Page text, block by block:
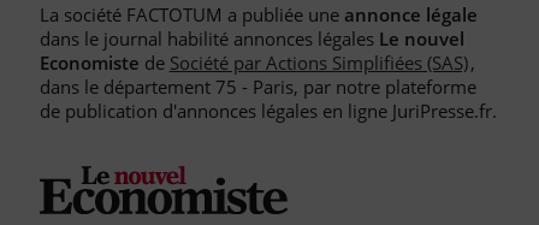
Départements pour la Publication d'Annonces Légales
Liste des Greffes
Liste des CCI
FAQ
La société FACTOTUM a publiée une annonce légale
dans le journal habilité annonces légales Le nouvel
Economiste de Société par Actions Simplifiées (SAS),
dans le département 75 - Paris, par notre plateforme
de publication d'annonces légales en ligne JuriPresse.fr.